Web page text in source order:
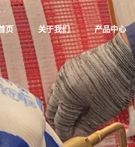
页 关于我们 产品中心